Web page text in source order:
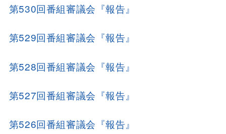
第530回番組審議会『報告』
第529回番組審議会『報告』
第528回番組審議会『報告』
第527回番組審議会『報告』
第526回番組審議会『報告』